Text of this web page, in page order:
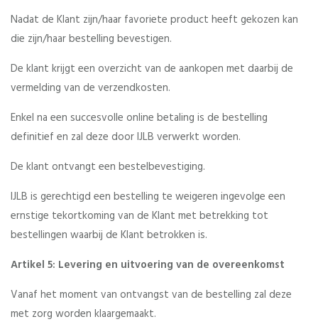
Nadat de Klant zijn/haar favoriete product heeft gekozen kan
die zijn/haar bestelling bevestigen.
De klant krijgt een overzicht van de aankopen met daarbij de
vermelding van de verzendkosten.
Enkel na een succesvolle online betaling is de bestelling
definitief en zal deze door IJLB verwerkt worden.
De klant ontvangt een bestelbevestiging.
IJLB is gerechtigd een bestelling te weigeren ingevolge een
ernstige tekortkoming van de Klant met betrekking tot
bestellingen waarbij de Klant betrokken is.
Artikel 5: Levering en uitvoering van de overeenkomst
Vanaf het moment van ontvangst van de bestelling zal deze
met zorg worden klaargemaakt.